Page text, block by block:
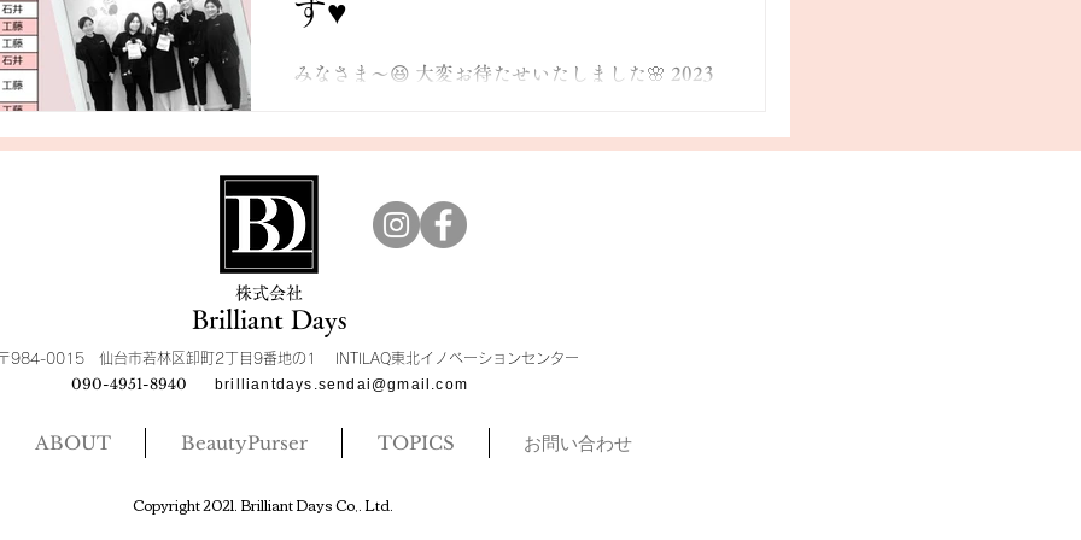
す♥
みなさま〜😆 大変お待たせいたしました🌸 2023
ね☆ @cosme.concierge.sendai...
​株式会社
Brilliant Days
984-0015 仙台市若林区卸町2丁目9番地の1 INTILAQ東北イノベーションセンター
090-4951-8940 brilliantdays.sendai@gmail.com
ABOUT BeautyPurser TOPICS お問い合わせ
​Copyright 2021. Brilliant Days Co,. Ltd.